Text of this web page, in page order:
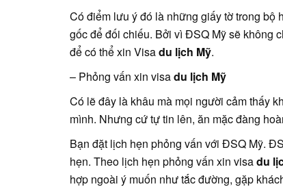
Có điểm lưu ý đó là những giấy tờ trong bộ
gốc để đối chiếu. Bởi vì ĐSQ Mỹ sẽ không
để có thể xin Visadu lịch Mỹ.
– Phỏng vấn xin visadu lịch Mỹ
Có lẽ đây là khâu mà mọi người cảm thấy
mình. Nhưng cứ tự tin lên, ăn mặc đàng
Bạn đặt lịch hẹn phỏng vấn với ĐSQ Mỹ.
hẹn. Theo lịch hẹn phỏng vấn xin visadu
hợp ngoài ý muốn như tắc đường, gặp